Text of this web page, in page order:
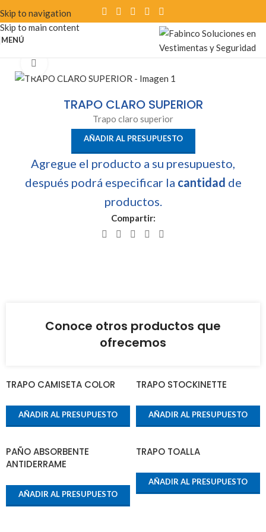
Skip to navigation
Skip to main content
MENÚ
TRAPO CLARO SUPERIOR
Trapo claro superior
AÑADIR AL PRESUPUESTO
Agregue el producto a su presupuesto,
después podrá especificar la cantidad de
productos.
Compartir:
Conoce otros productos que
ofrecemos
TRAPO CAMISETA COLOR
AÑADIR AL PRESUPUESTO
TRAPO STOCKINETTE
AÑADIR AL PRESUPUESTO
PAÑO ABSORBENTE
ANTIDERRAME
AÑADIR AL PRESUPUESTO
TRAPO TOALLA
AÑADIR AL PRESUPUESTO